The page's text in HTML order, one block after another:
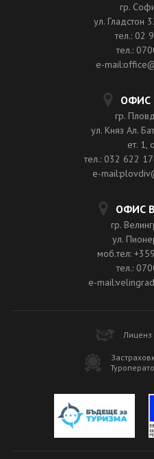
гр.
ул. Гладстон
тел.: 02
тел.:
e-
ОФИС
гр.
ул. Княз Ал.
ет. 1,
тел.: 032 622
e-
ОФИС
гр.
ул.
моб.тел:
тел.:
e-